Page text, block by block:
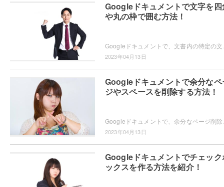
Googleドキュメントで文字を四
や丸の枠で囲む方法！
2023年04月13日
Googleドキュメントで余分なペ
ジやスペースを削除する方法！
2023年04月13日
Googleドキュメントでチェック
ックスを作る方法を紹介！